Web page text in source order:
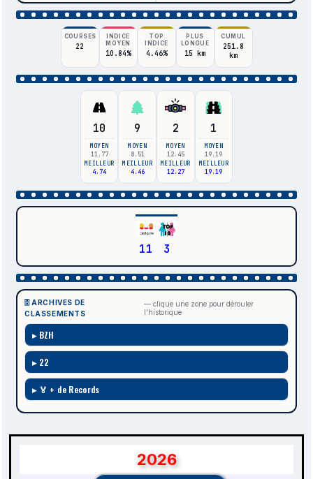
COURSES
22
INDICE
MOYEN
10.84%
TOP
INDICE
4.46%
PLUS
LONGUE
15 km
CUMUL
251.8
km
10
MOYEN
11.77
MEILLEUR
4.74
9
MOYEN
8.51
MEILLEUR
4.46
2
MOYEN
12.45
MEILLEUR
12.27
1
MOYEN
19.19
MEILLEUR
19.19
11 3
🗄️ ARCHIVES DE
CLASSEMENTS
— clique une zone pour dérouler
l'historique
BZH
22
🏅 + de Records
2026